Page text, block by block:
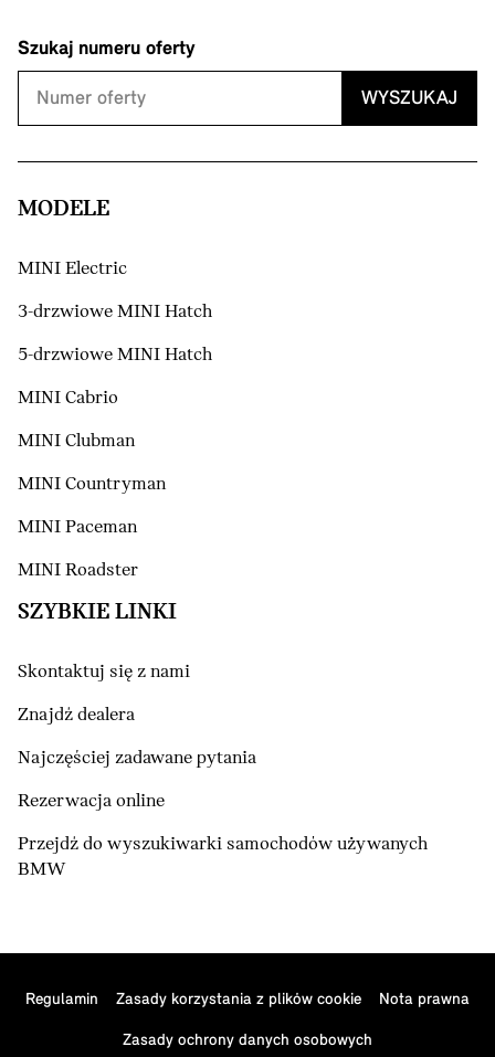
Szukaj numeru oferty
WYSZUKAJ
MODELE
MINI Electric
3-drzwiowe MINI Hatch
5-drzwiowe MINI Hatch
MINI Cabrio
MINI Clubman
MINI Countryman
MINI Paceman
MINI Roadster
SZYBKIE LINKI
Skontaktuj się z nami
Znajdź dealera
Najczęściej zadawane pytania
Rezerwacja online
Przejdź do wyszukiwarki samochodów używanych
BMW
Regulamin Zasady korzystania z plików cookie Nota prawna
Zasady ochrony danych osobowych